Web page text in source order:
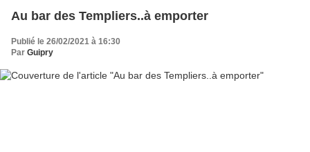
Au bar des Templiers..à emporter
Publié le 26/02/2021 à 16:30
Par Guipry